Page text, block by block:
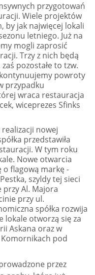
przygotowań
Wiele projektów
by jak najwięcej lokali
letniego. Już na
mogli zaprosić
Trzy z nich będą
pozostałe to tzw.
powroty
przypadku
wraca restauracja
wiceprezes Sfinks
nowej
przedstawiła
W tym roku
Nowe otwarcia
o flagową markę -
szyldy tej sieci
przy Al. Majora
przy ul.
spółka rozwija
lokale otworzą się za
Askana oraz w
pod
przez